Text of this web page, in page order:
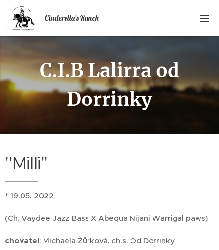
Cinderella's Ranch
C.I.B Lalirra od
Dorrinky
"Milli"
* 19.05. 2022
(Ch. Vaydee Jazz Bass X Abequa Nijani Warrigal paws)
chovatel: Michaela Žůrková, ch.s. Od Dorrinky